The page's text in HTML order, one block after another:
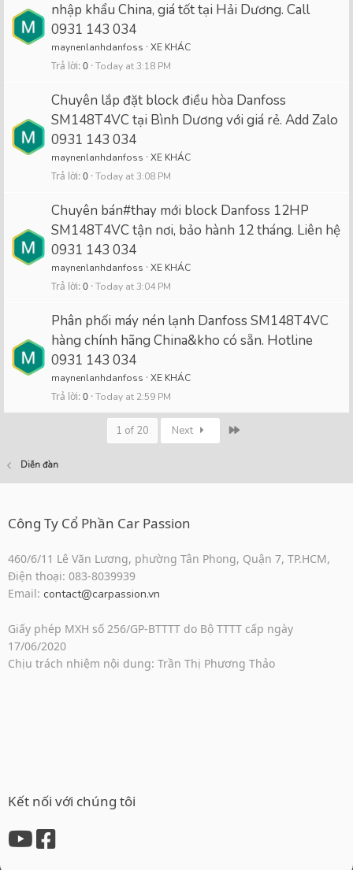
nhập khẩu China, giá tốt tại Hải Dương. Call
0931 143 034
maynenlanhdanfoss XE KHÁC
Trả lời 0 Today at 3:18 PM
Chuyên lắp đặt block điều hòa Danfoss
SM148T4VC tại Bình Dương với giá rẻ. Add Zalo
0931 143 034
maynenlanhdanfoss XE KHÁC
Trả lời 0 Today at 3:08 PM
Chuyên bán#thay mới block Danfoss 12HP
SM148T4VC tận nơi, bảo hành 12 tháng. Liên hệ
0931 143 034
maynenlanhdanfoss XE KHÁC
Trả lời 0 Today at 3:04 PM
Phân phối máy nén lạnh Danfoss SM148T4VC
hàng chính hãng China&kho có sẵn. Hotline
0931 143 034
maynenlanhdanfoss XE KHÁC
Trả lời 0 Today at 2:59 PM
1 of 20 Next
Diễn đàn
Công Ty Cổ Phần Car Passion
460/6/11 Lê Văn Lương, phường Tân Phong, Quận 7, TP.HCM,
Điện thoại: 083-8039939
Email: contact@carpassion.vn
Giấy phép MXH số 256/GP-BTTTT do Bộ TTTT cấp ngày
17/06/2020
Chịu trách nhiệm nội dung: Trần Thị Phương Thảo
Kết nối với chúng tôi